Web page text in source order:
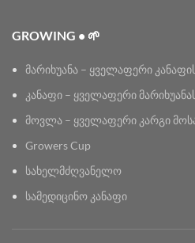
GROWING • 🌱
მარიხუანა – ყველაფერი
კანაფი – ყველაფერი
მოვლა – ყველაფერი კარგი
Growers Cup
სახელმძღვანელო
სამედიცინო კანაფი